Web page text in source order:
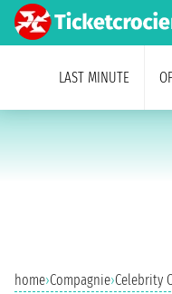
LAST MINUTE
home›Compagnie›Celebrity